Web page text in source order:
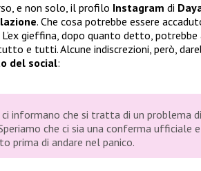
e non solo, il profilo Instagram di
. Che cosa potrebbe essere
gieffina, dopo quanto detto,
e tutti. Alcune indiscrezioni, però,
del social:
informano che si tratta di un problema
che ci sia una conferma ufficiale
prima di andare nel panico.